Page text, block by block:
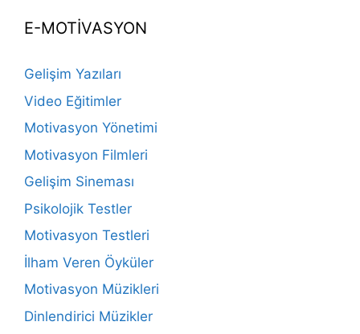
E-MOTİVASYON
Gelişim Yazıları
Video Eğitimler
Motivasyon Yönetimi
Motivasyon Filmleri
Gelişim Sineması
Psikolojik Testler
Motivasyon Testleri
İlham Veren Öyküler
Motivasyon Müzikleri
Dinlendirici Müzikler